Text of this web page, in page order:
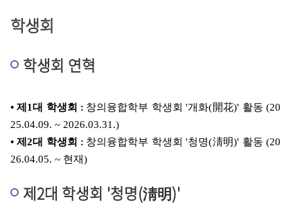
학생회
학생회 연혁
• 제1대 학생회 : 창의융합학부 학생회 '개화(開花)' 활동 (20
25.04.09. ~ 2026.03.31.)
• 제2대 학생회 : 창의융합학부 학생회 '청명(淸明)' 활동 (20
26.04.05. ~ 현재)
제2대 학생회 '청명(淸明)'